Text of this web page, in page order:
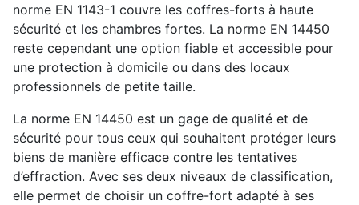
norme EN 1143-1 couvre les coffres-forts à haute
sécurité et les chambres fortes. La norme EN 14450
reste cependant une option fiable et accessible pour
une protection à domicile ou dans des locaux
professionnels de petite taille.
La norme EN 14450 est un gage de qualité et de
sécurité pour tous ceux qui souhaitent protéger leurs
biens de manière efficace contre les tentatives
d’effraction. Avec ses deux niveaux de classification,
elle permet de choisir un coffre-fort adapté à ses